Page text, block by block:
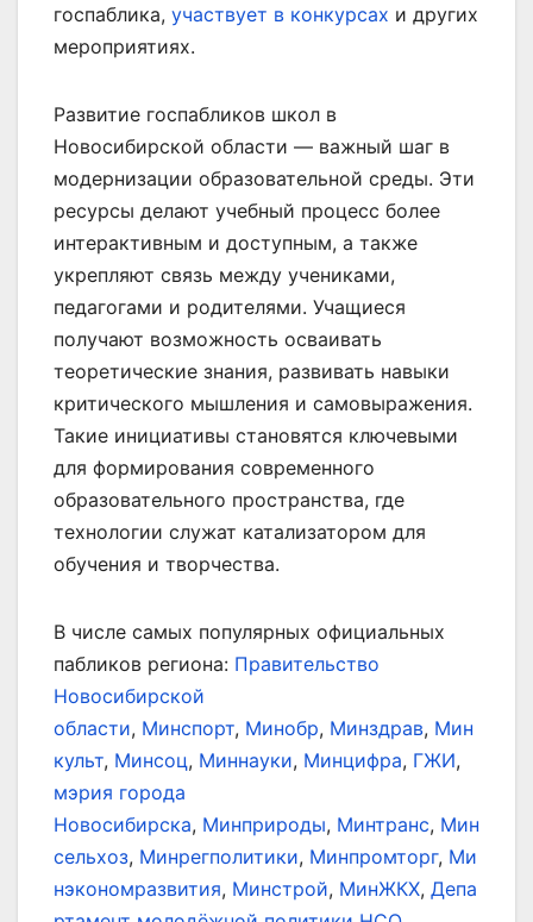
госпаблика, участвует в конкурсах и других
мероприятиях.
Развитие госпабликов школ в
Новосибирской области — важный шаг в
модернизации образовательной среды. Эти
ресурсы делают учебный процесс более
интерактивным и доступным, а также
укрепляют связь между учениками,
педагогами и родителями. Учащиеся
получают возможность осваивать
теоретические знания, развивать навыки
критического мышления и самовыражения.
Такие инициативы становятся ключевыми
для формирования современного
образовательного пространства, где
технологии служат катализатором для
обучения и творчества.
В числе самых популярных официальных
пабликов региона: Правительство
Новосибирской
области, Минспорт, Минобр, Минздрав, Мин
культ, Минсоц, Миннауки, Минцифра, ГЖИ,
мэрия города
Новосибирска, Минприроды, Минтранс, Мин
сельхоз, Минрегполитики, Минпромторг, Ми
нэкономразвития, Минстрой, МинЖКХ, Депа